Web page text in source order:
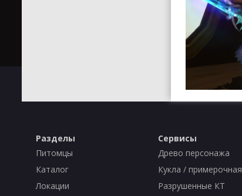
Разделы
Питомцы
Каталог
Локации
Сервисы
Древо персонажа
Кукла / примерочная
Разрушенные КТ